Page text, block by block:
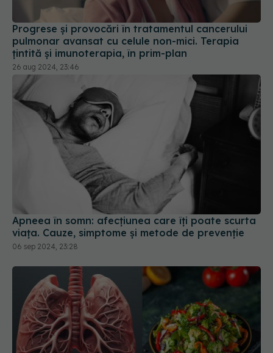
Progrese și provocări în tratamentul cancerului
pulmonar avansat cu celule non-mici. Terapia
țintită și imunoterapia, în prim-plan
26 aug 2024, 23:46
Apneea în somn: afecțiunea care îți poate scurta
viața. Cauze, simptome și metode de prevenție
06 sep 2024, 23:28